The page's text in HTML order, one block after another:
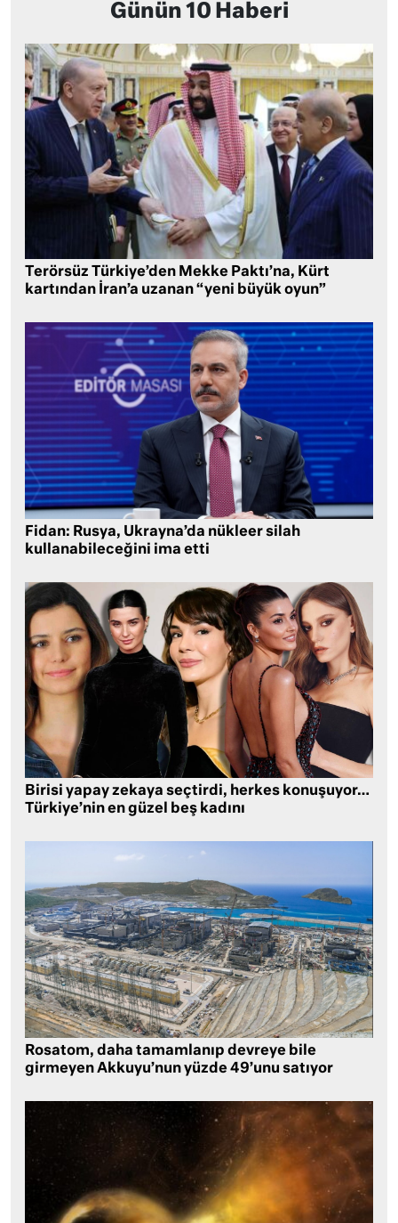
Günün 10 Haberi
Terörsüz Türkiye’den Mekke Paktı’na, Kürt
kartından İran’a uzanan “yeni büyük oyun”
Fidan: Rusya, Ukrayna’da nükleer silah
kullanabileceğini ima etti
Birisi yapay zekaya seçtirdi, herkes konuşuyor…
Türkiye’nin en güzel beş kadını
Rosatom, daha tamamlanıp devreye bile
girmeyen Akkuyu’nun yüzde 49’unu satıyor